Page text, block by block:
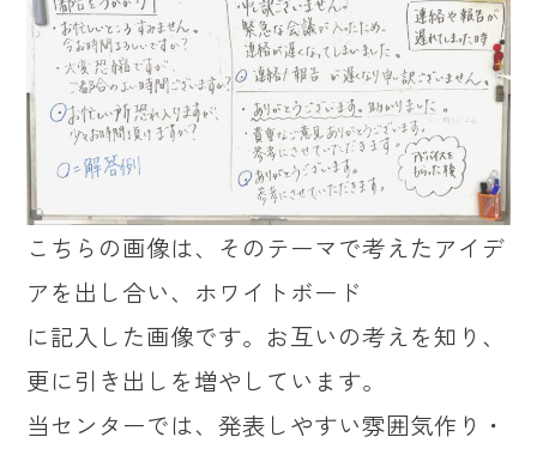
こちらの画像は、そのテーマで考えたアイデ
アを出し合い、ホワイトボード
に記入した画像です。お互いの考えを知り、
更に引き出しを増やしています。
当センターでは、発表しやすい雰囲気作り・